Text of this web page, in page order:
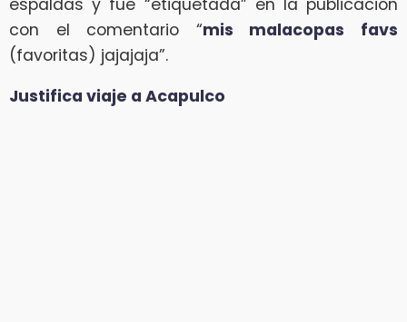
con el comentario “mis malacopas favs
(favoritas) jajajaja”.
Justifica viaje a Acapulco